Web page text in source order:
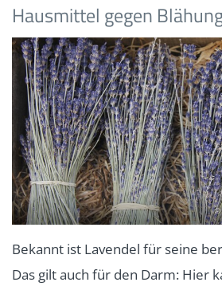
Hausmittel gegen
©
Bekannt ist Lavendel für seine
Das gilt auch für den Darm: Hier